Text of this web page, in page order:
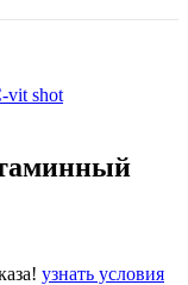
vit shot
узнать условия